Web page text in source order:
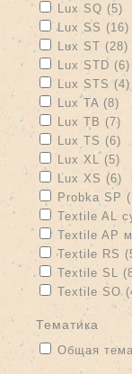
Apply Lux SQ
Lux SQ (5)
Apply Lux SS
Lux SS (16)
Apply Lux ST
Lux ST (28)
Apply Lux STD
Lux STD (6)
Apply Lux STS
Lux STS (4)
Apply Lux TA
Lux TA (8)
Apply Lux TB
Lux TB (7)
Apply Lux TS
Lux TS (6)
Apply Lux XL
Lux XL (5)
Apply Lux XS
Lux XS (6)
Apply Probka
Probka SP
Apply Textile
Textile AL
Apply Textile
Textile AP
Apply Textile
Textile RS
Apply Textile
Textile SL
Apply Textile
Textile SO
тематика
Apply Общая
Общая